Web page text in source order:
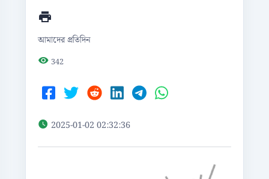
আমাদের প্রতিদিন
342
2025-01-02 02:32:36